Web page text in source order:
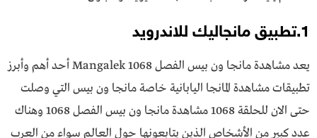
1.تطبيق مانجاليك للاندرويد
يعد مشاهدة مانجا ون بيس الفصل 1068 Mangalek أحد أهم وأبرز
تطبيقات مشاهدة المانجا اليابانية خاصة مانجا ون بيس التي وصلت
حتى الان للحلقة 1068 مشاهدة مانجا ون بيس الفصل 1068 وهناك
عدد كبير من الأشخاص الذين يتابعونها حول العالم سواء من العرب